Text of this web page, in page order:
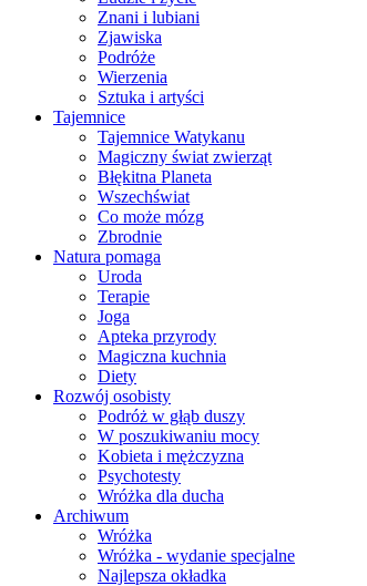
Znani i lubiani
Zjawiska
Podróże
Wierzenia
Sztuka i artyści
Tajemnice
Tajemnice Watykanu
Magiczny świat zwierząt
Błękitna Planeta
Wszechświat
Co może mózg
Zbrodnie
Natura pomaga
Uroda
Terapie
Joga
Apteka przyrody
Magiczna kuchnia
Diety
Rozwój osobisty
Podróż w głąb duszy
W poszukiwaniu mocy
Kobieta i mężczyzna
Psychotesty
Wróżka dla ducha
Archiwum
Wróżka
Wróżka - wydanie specjalne
Najlepsza okładka